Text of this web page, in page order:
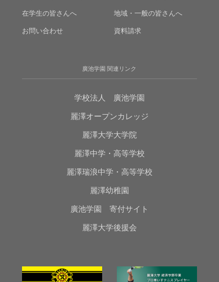
在学生の皆さんへ 地域・一般の皆さんへ
お問い合わせ 資料請求
廣池学園 関連リンク
学校法人 廣池学園
麗澤オープンカレッジ
麗澤大学大学院
麗澤中学・高等学校
麗澤瑞浪中学・高等学校
麗澤幼稚園
廣池学園 寄付サイト
麗澤大学後援会